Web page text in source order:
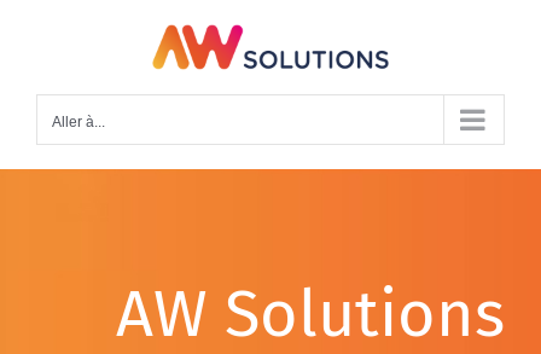
Aller à...
AW Solutions